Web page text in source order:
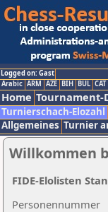
Logged on: Gast
Arabic ARM AZE BIH BUL CAT
Home Tournament-
Turnierschach-Elozahl
Allgemeines Turnier
Willkommen
Personennummer
FIDE-Elolisten